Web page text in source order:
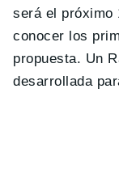
será el próximo
conocer los
propuesta. Un
desarrollada